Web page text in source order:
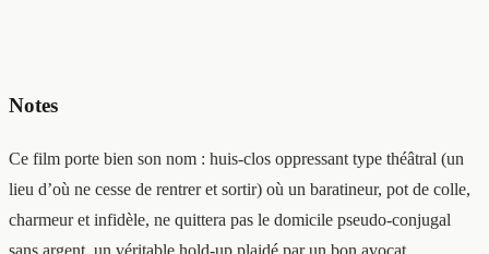
Notes
Ce film porte bien son nom : huis-clos oppressant type théâtral (un
lieu d’où ne cesse de rentrer et sortir) où un baratineur, pot de colle,
charmeur et infidèle, ne quittera pas le domicile pseudo-conjugal
sans argent, un véritable hold-up plaidé par un bon avocat.